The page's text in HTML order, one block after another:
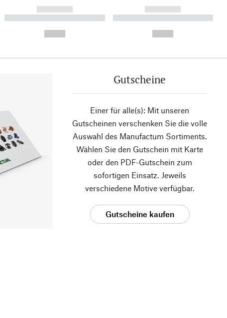
------------
----------- ----------- ----------
------------
----------- ----------- ----------
Gutscheine
Einer für alle(s): Mit unseren
Gutscheinen verschenken Sie die volle
Auswahl des Manufactum Sortiments.
Wählen Sie den Gutschein mit Karte
oder den PDF-Gutschein zum
sofortigen Einsatz. Jeweils
verschiedene Motive verfügbar.
Gutscheine kaufen